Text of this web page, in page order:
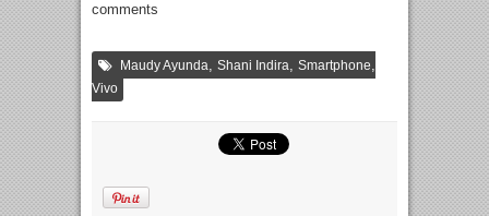
comments
Maudy Ayunda, Shani Indira, Smartphone,
Vivo